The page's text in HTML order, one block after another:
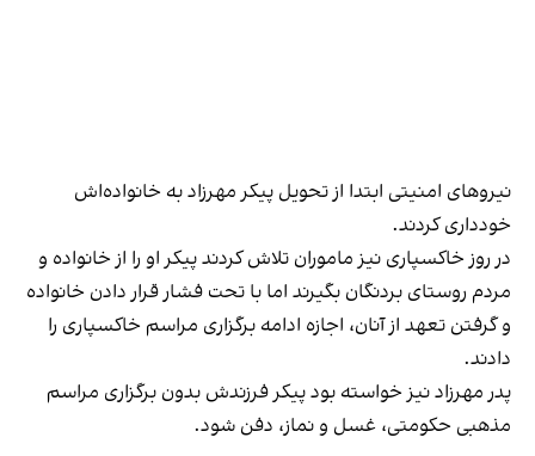
نیروهای امنیتی ابتدا از تحویل پیکر مهرزاد به خانواده‌اش
خودداری کردند.
در روز خاکسپاری نیز ماموران تلاش کردند پیکر او را از خانواده و
مردم روستای بردنگان بگیرند اما با تحت فشار قرار دادن خانواده
و گرفتن تعهد از آنان، اجازه ادامه برگزاری مراسم خاکسپاری را
دادند.
پدر مهرزاد نیز خواسته بود پیکر فرزندش بدون برگزاری مراسم
مذهبی حکومتی، غسل و نماز، دفن شود.